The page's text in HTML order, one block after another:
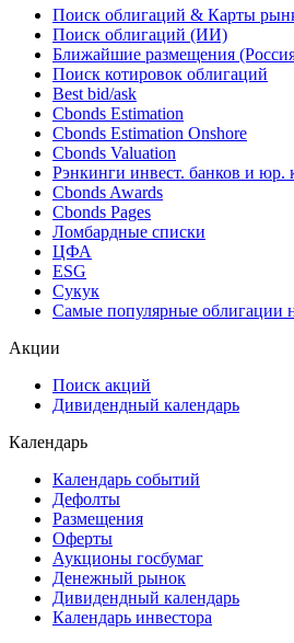
Поиск облигаций & Карты
Поиск облигаций (ИИ)
Ближайшие размещения
Поиск котировок облигаций
Best bid/ask
Cbonds Estimation
Cbonds Estimation Onshore
Cbonds Valuation
Рэнкинги инвест. банков и юр.
Cbonds Awards
Cbonds Pages
Ломбардные списки
ЦФА
ESG
Сукук
Самые популярные облигации
Акции
Поиск акций
Дивидендный календарь
Календарь
Календарь событий
Дефолты
Размещения
Оферты
Аукционы госбумаг
Денежный рынок
Дивидендный календарь
Календарь инвестора